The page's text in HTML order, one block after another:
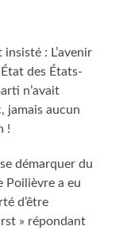
: L’avenir
des États-
n’avait
jamais aucun
!
démarquer du
Poilièvre a eu
d’être
» répondant